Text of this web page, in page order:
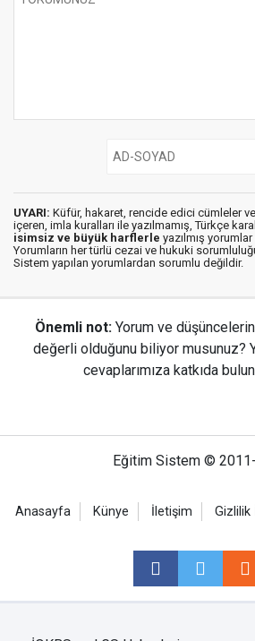
UYARI: Küfür, hakaret, rencide edici cümleler
içeren, imla kuralları ile yazılmamış, Türkçe
isimsiz ve büyük harflerle yazılmış
Yorumların her türlü cezai ve hukuki
Sistem yapılan yorumlardan sorumlu değildir.
Önemli not: Yorum ve
değerli olduğunu biliyor musunuz?
cevaplarımıza katkıda
Eğitim Sistem ©
Anasayfa Künye İletişim Gizlilik